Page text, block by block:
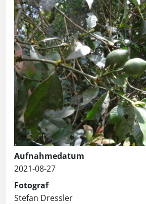
Aufnahmedatum
2021-08-27
Fotograf
Stefan Dressler